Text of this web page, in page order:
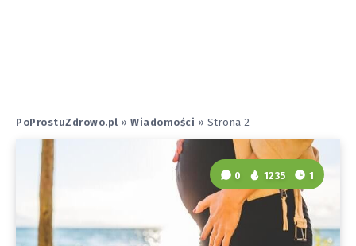
PoProstuZdrowo.pl » Wiadomości » Strona 2
0 1235 1